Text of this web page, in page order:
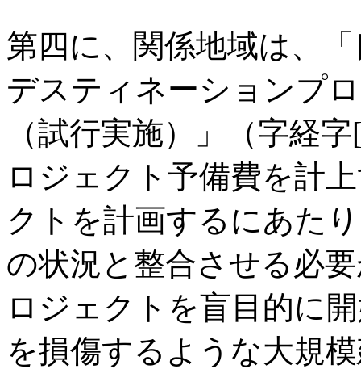
第四に、関係地域は、
デスティネーションプ
（試行実施）」（字経
ロジェクト予備費を計
クトを計画するにあた
の状況と整合させる必
ロジェクトを盲目的に
を損傷するような大規